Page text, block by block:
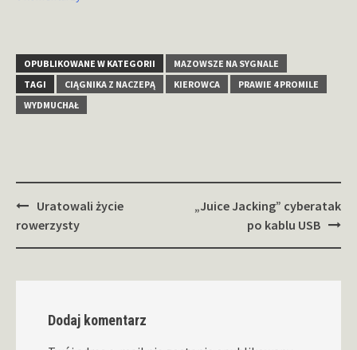
OPUBLIKOWANE W KATEGORII
MAZOWSZE NA SYGNALE
TAGI
CIĄGNIKA Z NACZEPĄ KIEROWCA
PRAWIE 4 PROMILE
WYDMUCHAŁ
Zobacz
wpisy
Uratowali życie
rowerzysty
„Juice Jacking” cyberatak
po kablu USB
Dodaj komentarz